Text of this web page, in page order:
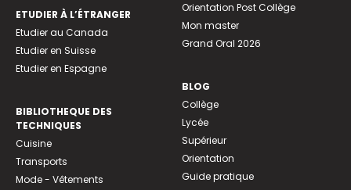
ETUDIER À L’ÉTRANGER
Etudier au Canada
Etudier en Suisse
Etudier en Espagne
BIBLIOTHEQUE DES
TECHNIQUES
Cuisine
Transports
Mode - Vêtements
Orientation Post Collège
Mon master
Grand Oral 2026
BLOG
Collège
Lycée
Supérieur
Orientation
Guide pratique